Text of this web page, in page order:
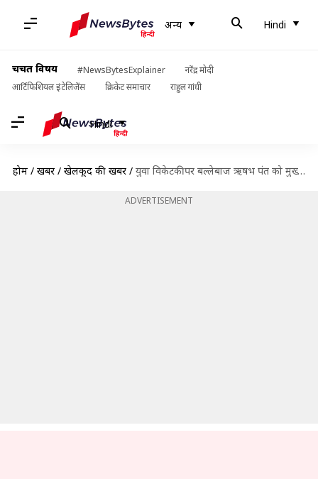
अन्य Hindi
चर्चित विषय #NewsBytesExplainer
नरेंद्र मोदी
आर्टिफिशियल इंटेलिजेंस
क्रिकेट समाचार राहुल गांधी
Hindi
होम / खबरें / खेलकूद की खबरें / युवा विकेटकीपर बल्लेबाज ऋषभ पंत को मुख्य चयनकर्ता एमएसके प्रसाद ने दिया कड़ा संदेश
ADVERTISEMENT